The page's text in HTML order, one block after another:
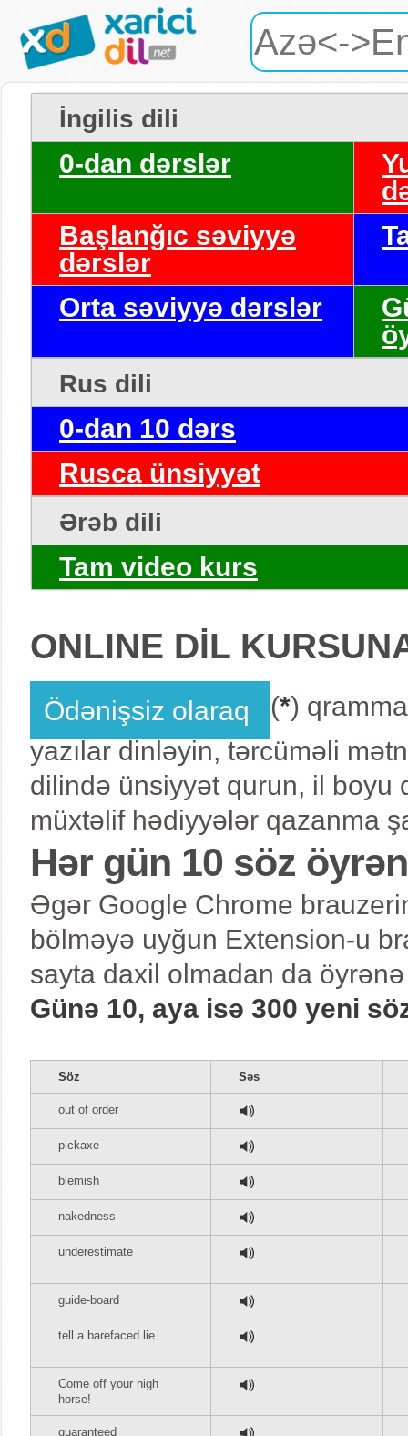
İngilis dili
0-dan dərslər
Başlanğıc səviyyə
dərslər
Orta səviyyə dərslər
Rus dili
0-dan 10 dərs
Rusca ünsiyyət
Ərəb dili
Tam video kurs
ONLINE DİL
Ödənişsiz olaraq (*)
yazılar dinləyin, tərcüməli
dilində ünsiyyət qurun, il boyu
müxtəlif hədiyyələr qazanma
Hər gün 10 söz
Əgər Google Chrome
bölməyə uyğun Extension-u
sayta daxil olmadan da
Günə 10, aya isə 300 yeni
Söz Səs
out of order
pickaxe
blemish
nakedness
underestimate
guide-board
tell a barefaced lie
Come off your high
horse!
guaranteed